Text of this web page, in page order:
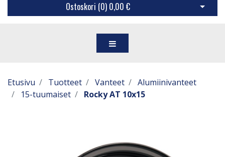
Ostoskori (0) 0,00 € Avaa
Etusivu Tuotteet Vanteet
Alumiinivanteet
15-tuumaiset
Rocky AT 10x15